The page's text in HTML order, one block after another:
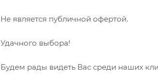
Не является публичной офертой.
Удачного выбора!
Будем рады видеть Вас среди наших